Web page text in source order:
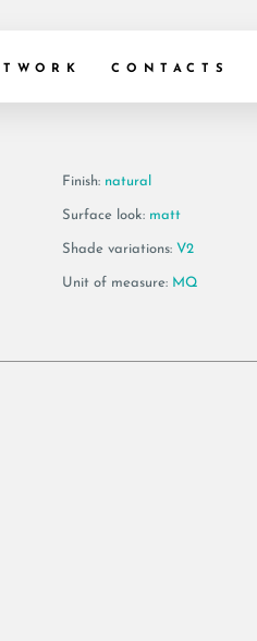
CONTACTS
Finish: natural
Surface look: matt
Shade variations: V2
Unit of measure: MQ